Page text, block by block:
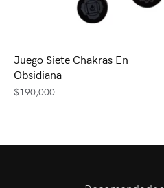
Juego Siete Chakras En
Obsidiana
$190,000